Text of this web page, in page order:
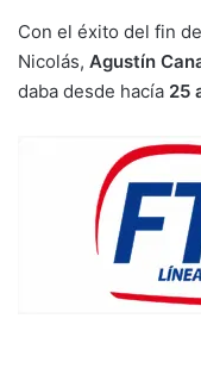
Con el éxito del fin
Nicolás, Agustín
daba desde hacía 25